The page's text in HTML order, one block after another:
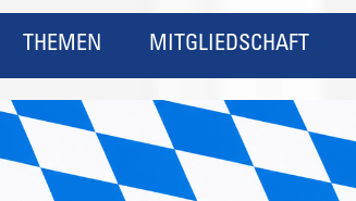
THEMEN MITGLIEDSCHAFT